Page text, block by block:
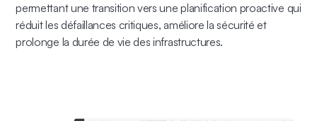
permettant une transition vers une planification proactive qui
réduit les défaillances critiques, améliore la sécurité et
prolonge la durée de vie des infrastructures.